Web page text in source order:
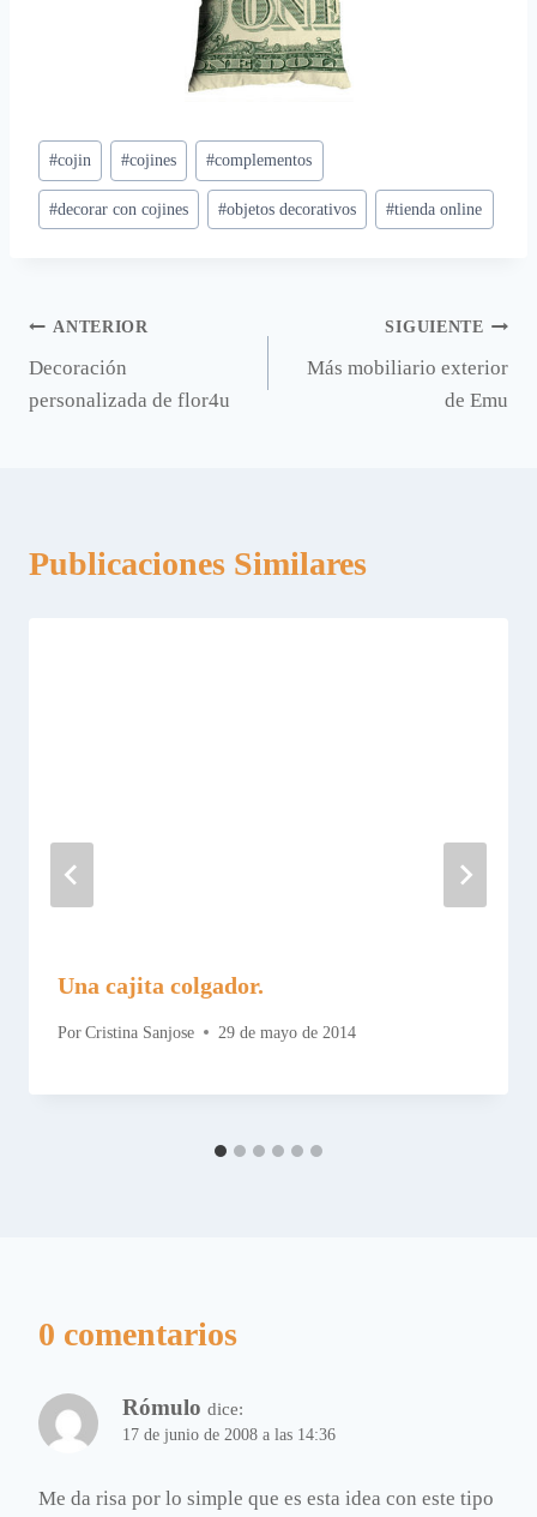
Etiquetas
de
la
#cojin #cojines #complementos
#decorar con cojines #objetos decorativos #tienda online
Navegación
de
ANTERIOR
Decoración
personalizada de flor4u
SIGUIENTE
Más mobiliario exterior
de Emu
Publicaciones Similares
Una cajita colgador.
Por Cristina Sanjose 29 de mayo de 2014
0 comentarios
Rómulo dice:
17 de junio de 2008 a las 14:36
Me da risa por lo simple que es esta idea con este tipo